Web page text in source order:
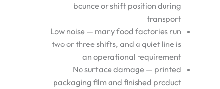
bounce or shift position during
transport
Low noise — many food factories run
two or three shifts, and a quiet line is
an operational requirement
No surface damage — printed
packaging film and finished product